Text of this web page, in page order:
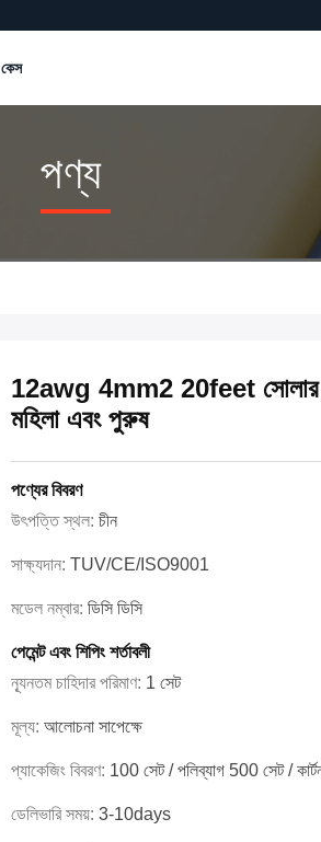
কেস
পণ্য
12awg 4mm2 20feet সোলার
মহিলা এবং পুরুষ
পণ্যের বিবরণ
উৎপত্তি স্থল: চীন
সাক্ষ্যদান: TUV/CE/ISO9001
মডেল নম্বার: ডিসি ডিসি
পেমেন্ট এবং শিপিং শর্তাবলী
ন্যূনতম চাহিদার পরিমাণ: 1 সেট
মূল্য: আলোচনা সাপেক্ষে
প্যাকেজিং বিবরণ: 100 সেট / পলিব্যাগ 500 সেট /
ডেলিভারি সময়: 3-10days